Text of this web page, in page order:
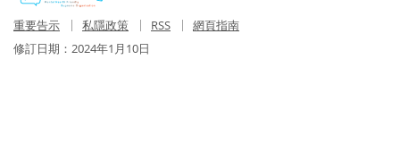
重要告示 私隱政策 RSS
網頁指南
修訂日期： 2024年1月10日